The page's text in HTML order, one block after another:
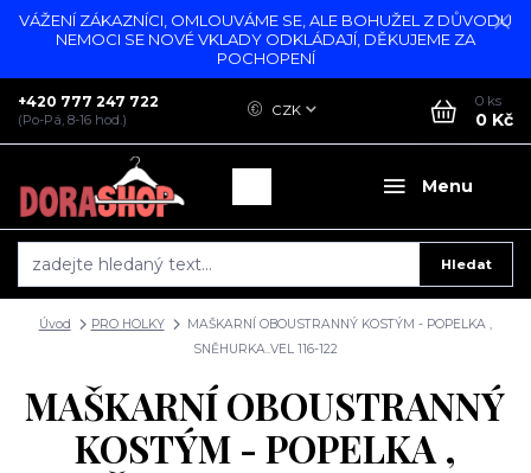
VÁŽENÍ ZÁKAZNÍCI, OMLOUVÁME SE, ALE BOHUŽEL Z DŮVODU
NEMOCI SE NOVÉ VKLADY ODKLÁDAJÍ, DĚKUJEME ZA
POCHOPENÍ
Menu
CZK
Hledat
+420 777 247 722
(Po-Pá, 8-16 hod.)
0 ks
0 Kč
Úvod PRO HOLKY
MAŠKARNÍ OBOUSTRANNÝ KOSTÝM - POPELKA ,
SNĚHURKA..VEL 116-122
MAŠKARNÍ OBOUSTRANNÝ
KOSTÝM - POPELKA ,